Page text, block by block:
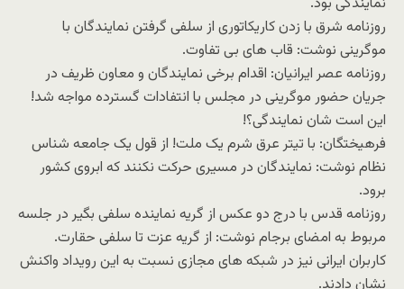
روزنامه شرق با زدن کاریکاتوری از سلفی گرفتن نمایندگان با
موگرینی نوشت: قاب های بی تفاوت.
روزنامه عصر ایرانیان: اقدام برخی نمایندگان و معاون ظریف در
جریان حضور موگرینی در مجلس با انتفادات گسترده مواجه شد!
این است شان نمایندگی؟!
فرهیختگان: با تیتر عرق شرم یک ملت! از قول یک جامعه شناس
نظام نوشت: نمایندگان در مسیری حرکت نکنند که ابروی کشور
برود.
روزنامه قدس با درج دو عکس از گریه نماینده سلفی بگیر در جلسه
مربوط به امضای برجام نوشت: از گریه عزت تا سلفی حقارت.
کاربران ایرانی نیز در شبکه های مجازی نسبت به این رویداد واکنش